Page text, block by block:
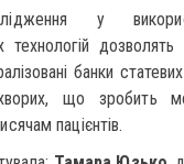
у
технологій
банки
хворих, що зробить
пацієнтів.